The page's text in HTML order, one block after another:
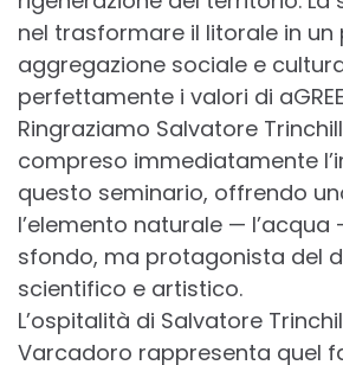
nel trasformare il litorale in un
aggregazione sociale e
perfettamente i valori di
Ringraziamo Salvatore
compreso immediatamente
questo seminario, offrendo
l’elemento naturale — l’acqua
sfondo, ma protagonista del
scientifico e artistico.
L’ospitalità di Salvatore
Varcadoro rappresenta quel